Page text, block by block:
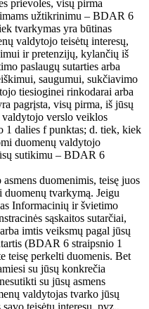
prievoles, visų pirma
užtikrinimu – BDAR 6
tvarkymas yra būtinas
valdytojo teisėtų interesų,
ir pretenzijų, kylančių iš
paslaugų sutarties arba
saugumui, sukčiavimo
tiesioginei rinkodarai arba
pagrįsta, visų pirma, iš jūsų
verslo veiklos
dalies f punktas; d. tiek, kiek
duomenų valdytojo
sutikimu – BDAR 6
duomenimis, teisę juos
tvarkymą. Jeigu
Informacinių ir švietimo
sąskaitos sutarčiai,
imtis veiksmų pagal jūsų
(BDAR 6 straipsnio 1
teisę perkelti duomenis. Bet
su jūsų konkrečia
su jūsų asmens
valdytojas tvarko jūsų
teisėtu interesu, pvz.,